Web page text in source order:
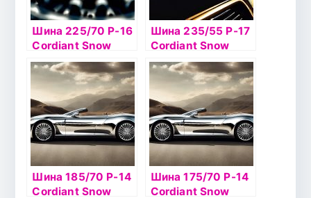
Шина 225/70 Р-16
Cordiant Snow
Cross 107T б/к ш
Шина 235/55 Р-17
Cordiant Snow
Cross 103T б/к ш
Шина 185/70 Р-14
Cordiant Snow
Шина 175/70 Р-14
Cordiant Snow